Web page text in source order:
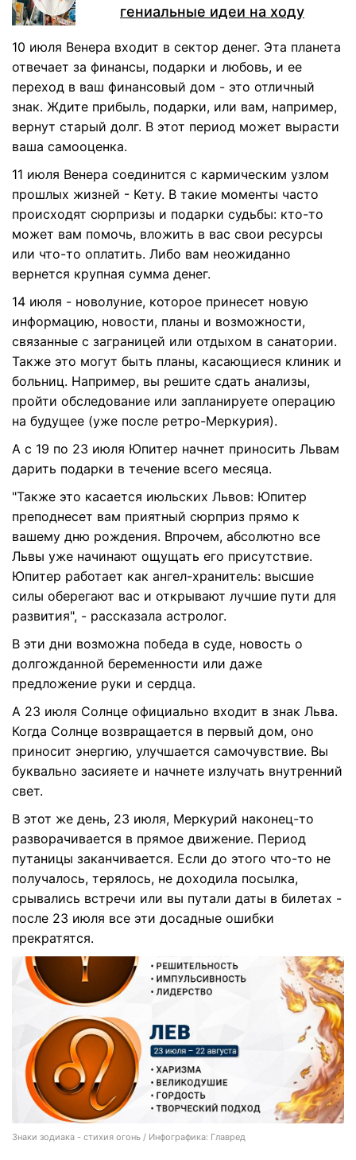
гениальные идеи на ходу
10 июля Венера входит в сектор денег. Эта планета
отвечает за финансы, подарки и любовь, и ее
переход в ваш финансовый дом - это отличный
знак. Ждите прибыль, подарки, или вам, например,
вернут старый долг. В этот период может вырасти
ваша самооценка.
11 июля Венера соединится с кармическим узлом
прошлых жизней - Кету. В такие моменты часто
происходят сюрпризы и подарки судьбы: кто-то
может вам помочь, вложить в вас свои ресурсы
или что-то оплатить. Либо вам неожиданно
вернется крупная сумма денег.
14 июля - новолуние, которое принесет новую
информацию, новости, планы и возможности,
связанные с заграницей или отдыхом в санатории.
Также это могут быть планы, касающиеся клиник и
больниц. Например, вы решите сдать анализы,
пройти обследование или запланируете операцию
на будущее (уже после ретро-Меркурия).
А с 19 по 23 июля Юпитер начнет приносить Львам
дарить подарки в течение всего месяца.
"Также это касается июльских Львов: Юпитер
преподнесет вам приятный сюрприз прямо к
вашему дню рождения. Впрочем, абсолютно все
Львы уже начинают ощущать его присутствие.
Юпитер работает как ангел-хранитель: высшие
силы оберегают вас и открывают лучшие пути для
развития", - рассказала астролог.
В эти дни возможна победа в суде, новость о
долгожданной беременности или даже
предложение руки и сердца.
А 23 июля Солнце официально входит в знак Льва.
Когда Солнце возвращается в первый дом, оно
приносит энергию, улучшается самочувствие. Вы
буквально засияете и начнете излучать внутренний
свет.
В этот же день, 23 июля, Меркурий наконец-то
разворачивается в прямое движение. Период
путаницы заканчивается. Если до этого что-то не
получалось, терялось, не доходила посылка,
срывались встречи или вы путали даты в билетах -
после 23 июля все эти досадные ошибки
прекратятся.
Знаки зодиака - стихия огонь / Инфографика: Главред